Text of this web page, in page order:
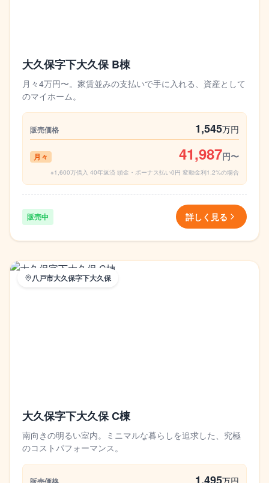
大久保字下大久保 B棟
月々4万円〜。家賃並みの支払いで手に入れる、資産として
のマイホーム。
販売価格 1,545万円
月々 41,987円〜
※1,600万借入 40年返済 頭金・ボーナス払い0円 変動金利1.2%の場合
販売中 詳しく見る
八戸市大久保字下大久保
大久保字下大久保 C棟
南向きの明るい室内。ミニマルな暮らしを追求した、究極
のコストパフォーマンス。
万円